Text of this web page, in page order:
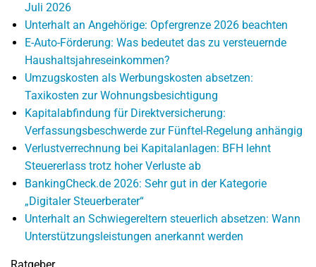
Juli 2026
Unterhalt an Angehörige: Opfergrenze 2026 beachten
E-Auto-Förderung: Was bedeutet das zu versteuernde
Haushaltsjahreseinkommen?
Umzugskosten als Werbungskosten absetzen:
Taxikosten zur Wohnungsbesichtigung
Kapitalabfindung für Direktversicherung:
Verfassungsbeschwerde zur Fünftel-Regelung anhängig
Verlustverrechnung bei Kapitalanlagen: BFH lehnt
Steuererlass trotz hoher Verluste ab
BankingCheck.de 2026: Sehr gut in der Kategorie
„Digitaler Steuerberater“
Unterhalt an Schwiegereltern steuerlich absetzen: Wann
Unterstützungsleistungen anerkannt werden